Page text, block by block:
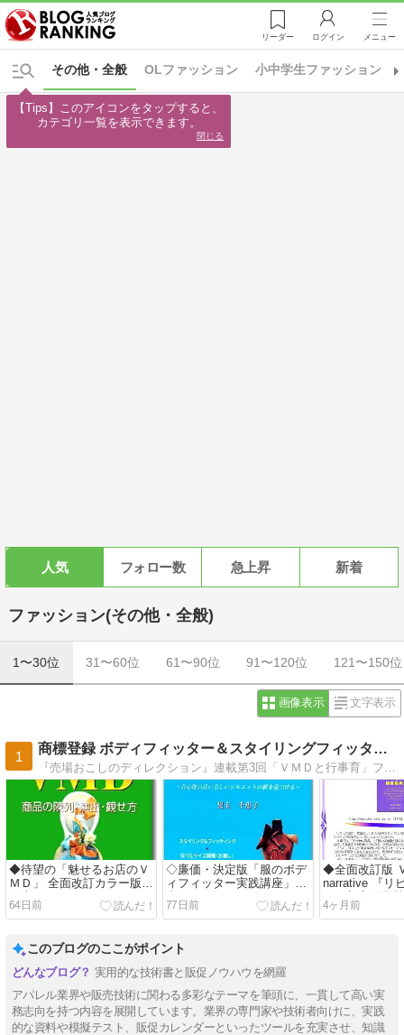
リーダー ログイン メニュー
OLファッション 小中学生ファッション
その他・全般
人気 フォロー数 急上昇 新着
ファッション(その他・全般)
1〜30位 31〜60位 61〜90位 91〜120位 121〜150位
画像表示 文字表示
1
商標登録 ボディフィッター＆スタイリングフィッター 実践講座
◆待望の「魅せるお店のＶ
ＭＤ」 全面改訂カラー版
発売！
64日前
◇廉価・決定版「服のボデ
ィフィッター実践講座」発
77日前
◆全面改訂版
narrative 『リ
りと顧客動員
4ヶ月前
このブログのここがポイント
実用的な技術書と販促ノウハウを網羅
アパレル業界や販売技術に関わる多彩なテーマを筆頭に、一貫して高い実
務志向を持つ内容を展開しています。業界の専門家や技術者向けに、実践
的な資料や模擬テスト、販促カレンダーといったツールを充実させ、知識
【Tips】このアイコンをタップすると、
カテゴリ一覧を表示できます。
閉じる